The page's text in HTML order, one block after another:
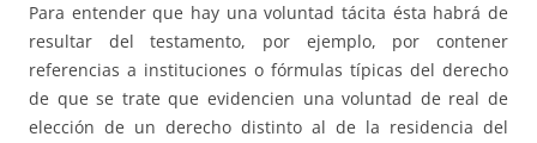
Para entender que hay una voluntad tácita ésta habrá de
resultar del testamento, por ejemplo, por contener
referencias a instituciones o fórmulas típicas del derecho
de que se trate que evidencien una voluntad de real de
elección de un derecho distinto al de la residencia del